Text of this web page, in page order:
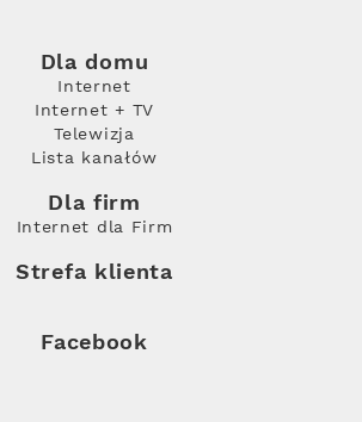
Dla domu
Internet
Internet + TV
Telewizja
Lista kanałów
Dla firm
Internet dla Firm
Strefa klienta
Facebook